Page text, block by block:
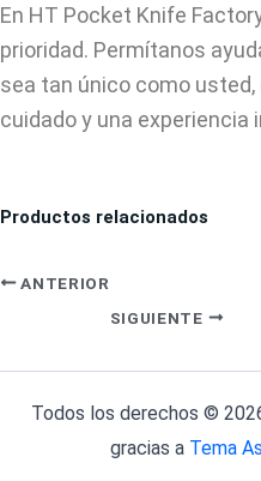
En HT Pocket Knife
prioridad. Permítanos
sea tan único como
cuidado y una experiencia
Productos relacionados
ANTERIOR
SIGUIENTE
Todos los derechos ©
gracias a Tema